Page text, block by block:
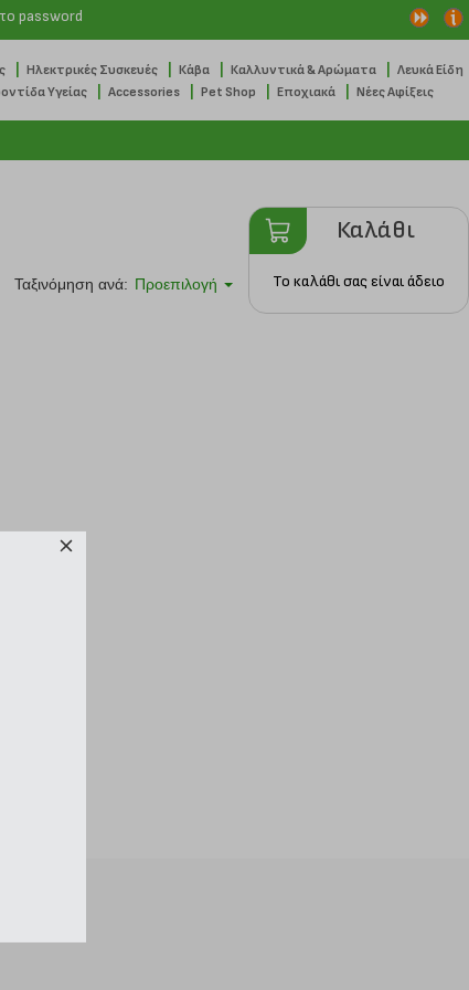
password
Ηλεκτρικές Συσκευές Κάβα Καλλυντικά & Αρώματα Λευκά Είδη
Υγείας Accessories Pet Shop Εποχιακά Νέες Αφίξεις
Ταξινόμηση ανά: Προεπιλογή
Καλάθι
Το καλάθι σας είναι άδειο